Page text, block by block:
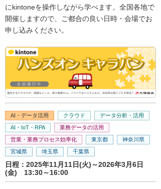
にkintoneを操作しながら学べます。全国各地で
開催しますので、ご都合の良い日時・会場でお
申し込みください。
AI・データ活用 クラウド
データ分析・活用
AI・IoT・RPA
業務データの活用
営業・業務プロセス効率化
東京都
神奈川県
宮城県
埼玉県 千葉県
日程：2025年11月11日(火)～2026年3月6日
(金) 13:30～16:00